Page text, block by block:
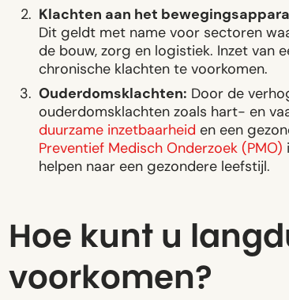
Klachten aan het
Dit geldt met name voor sectoren
de bouw, zorg en logistiek. Inzet van
chronische klachten te voorkomen.
Ouderdomsklachten: Door de
ouderdomsklachten zoals hart- en
duurzame inzetbaarheid en een
Preventief Medisch Onderzoek (PMO)
helpen naar een gezondere leefstijl.
Hoe kunt u
voorkomen?